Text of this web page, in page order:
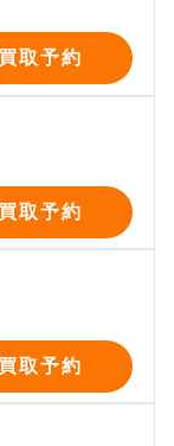
買取予約
買取予約
買取予約